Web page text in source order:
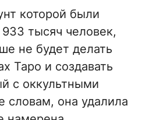
которой были
тысяч человек,
не будет делать
Таро и создавать
с оккультными
словам, она удалила